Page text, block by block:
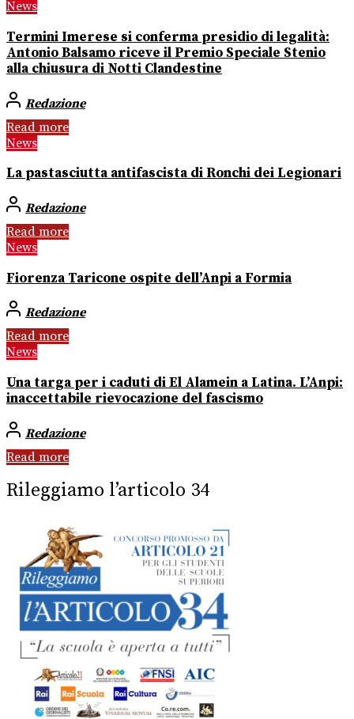
News
Termini Imerese si conferma presidio di legalità:
Antonio Balsamo riceve il Premio Speciale Stenio
alla chiusura di Notti Clandestine
Redazione
Read more
News
La pastasciutta antifascista di Ronchi dei Legionari
Redazione
Read more
News
Fiorenza Taricone ospite dell’Anpi a Formia
Redazione
Read more
News
Una targa per i caduti di El Alamein a Latina. L’Anpi:
inaccettabile rievocazione del fascismo
Redazione
Read more
Rileggiamo l’articolo 34